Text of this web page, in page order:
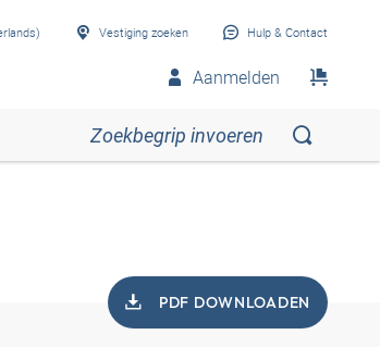
Vestiging zoeken Hulp & Contact
Aanmelden
PDF DOWNLOADEN